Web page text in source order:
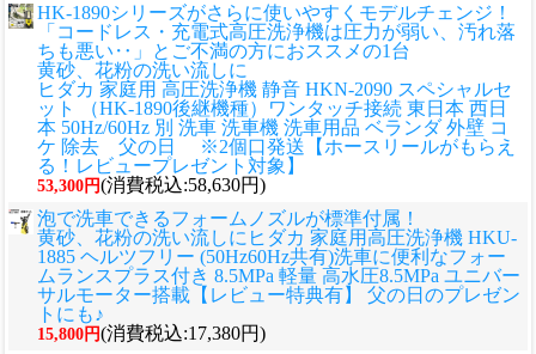
HK-1890シリーズがさらに使いやすくモデルチェンジ！
「コードレス・充電式高圧洗浄機は圧力が弱い、汚れ落
ちも悪い‥」とご不満の方におススメの1台
黄砂、花粉の洗い流しに
ヒダカ 家庭用 高圧洗浄機 静音 HKN-2090 スペシャルセ
ット （HK-1890後継機種）ワンタッチ接続 東日本 西日
本 50Hz/60Hz 別 洗車 洗車機 洗車用品 ベランダ 外壁 コ
ケ 除去 父の日 ※2個口発送【ホースリールがもらえ
る！レビュープレゼント対象】
53,300円(消費税込:58,630円)
泡で洗車できるフォームノズルが標準付属！
黄砂、花粉の洗い流しに ヒダカ 家庭用高圧洗浄機 HKU-
1885 ヘルツフリー (50Hz60Hz共有)洗車に便利なフォー
ムランスプラス付き 8.5MPa 軽量 高水圧8.5MPa ユニバー
サルモーター搭載【レビュー特典有】 父の日のプレゼン
トにも♪
15,800円(消費税込:17,380円)